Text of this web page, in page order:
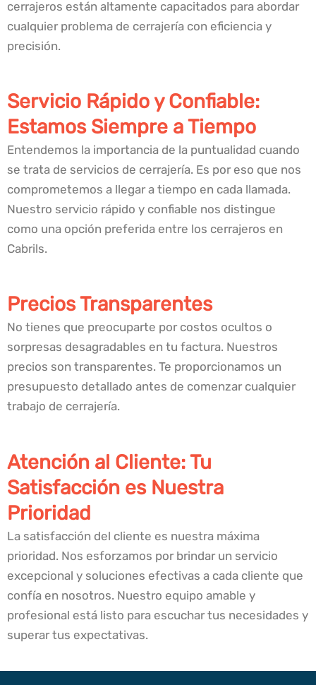
cerrajeros están altamente capacitados para abordar
cualquier problema de cerrajería con eficiencia y
precisión.
Servicio Rápido y Confiable:
Estamos Siempre a Tiempo
Entendemos la importancia de la puntualidad cuando
se trata de servicios de cerrajería. Es por eso que nos
comprometemos a llegar a tiempo en cada llamada.
Nuestro servicio rápido y confiable nos distingue
como una opción preferida entre los cerrajeros en
Cabrils.
Precios Transparentes
No tienes que preocuparte por costos ocultos o
sorpresas desagradables en tu factura. Nuestros
precios son transparentes. Te proporcionamos un
presupuesto detallado antes de comenzar cualquier
trabajo de cerrajería.
Atención al Cliente: Tu
Satisfacción es Nuestra
Prioridad
La satisfacción del cliente es nuestra máxima
prioridad. Nos esforzamos por brindar un servicio
excepcional y soluciones efectivas a cada cliente que
confía en nosotros. Nuestro equipo amable y
profesional está listo para escuchar tus necesidades y
superar tus expectativas.